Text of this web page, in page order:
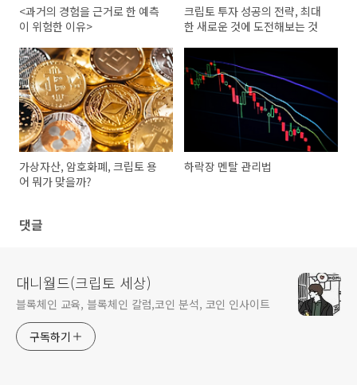
<과거의 경험을 근거로 한 예측
이 위험한 이유>
크립토 투자 성공의 전략, 최대
한 새로운 것에 도전해보는 것
가상자산, 암호화폐, 크립토 용
어 뭐가 맞을까?
하락장 멘탈 관리법
댓글
대니월드(크립토 세상)
블록체인 교육, 블록체인 칼럼,코인 분석, 코인 인사이트
구독하기